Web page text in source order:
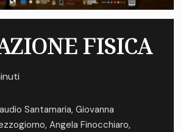
FISICA
Santamaria, Giovanna
, Angela Finocchiaro,